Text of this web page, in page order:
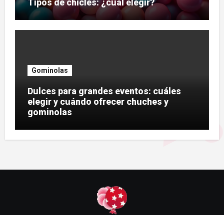
Tipos de chicles: ¿cuál elegir?
Gominolas
Dulces para grandes eventos: cuáles
elegir y cuándo ofrecer chuches y
gominolas